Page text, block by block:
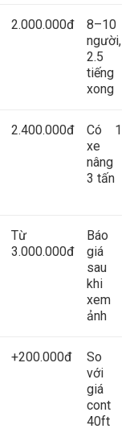
2.000.000đ
8–10
người,
2.5
tiếng
xong
2.400.000đ
Có 1
xe
nâng
3 tấn
Từ
3.000.000đ
Báo
giá
sau
khi
xem
ảnh
+200.000đ
So
với
giá
cont
40ft